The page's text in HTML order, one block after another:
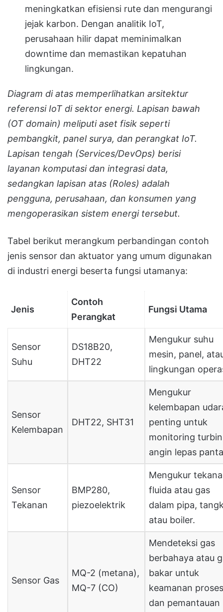
meningkatkan efisiensi rute dan mengurangi
jejak karbon. Dengan analitik IoT,
perusahaan hilir dapat meminimalkan
downtime dan memastikan kepatuhan
lingkungan.
Diagram di atas memperlihatkan arsitektur
referensi IoT di sektor energi. Lapisan bawah
(OT domain) meliputi aset fisik seperti
pembangkit, panel surya, dan perangkat IoT.
Lapisan tengah (Services/DevOps) berisi
layanan komputasi dan integrasi data,
sedangkan lapisan atas (Roles) adalah
pengguna, perusahaan, dan konsumen yang
mengoperasikan sistem energi tersebut.
Tabel berikut merangkum perbandingan contoh
jenis sensor dan aktuator yang umum digunakan
di industri energi beserta fungsi utamanya:
Jenis
Contoh
Perangkat
Fungsi Utama
Sensor
Suhu
DS18B20,
DHT22
Mengukur suhu
mesin, panel,
lingkungan
Sensor
Kelembapan
DHT22, SHT31
Mengukur
kelembapan
penting untuk
monitoring turbin
angin lepas
Sensor
Tekanan
BMP280,
piezoelektrik
Mengukur
fluida atau gas
dalam pipa,
atau boiler.
Sensor Gas
MQ-2 (metana),
MQ-7 (CO)
Mendeteksi gas
berbahaya atau
bakar untuk
keamanan
dan pemantauan